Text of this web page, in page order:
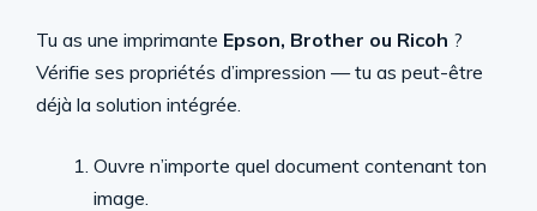
Tu as une imprimante Epson, Brother ou Ricoh ?
Vérifie ses propriétés d’impression — tu as peut-être
déjà la solution intégrée.
Ouvre n’importe quel document contenant ton
image.